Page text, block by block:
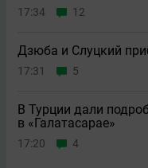
17:34 12
Дзюба и Слуцкий
17:31 5
В Турции дали
в «Галатасарае»
17:20 4